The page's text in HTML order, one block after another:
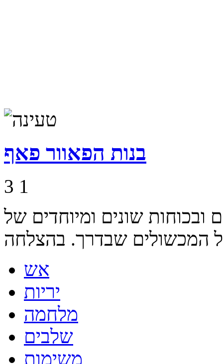
בנות הפאוור פאף
3 1
שונים ומיוחדים של
המכשולים שבדרך. בהצלחה
אש
יריות
מלחמה
שלבים
משימות